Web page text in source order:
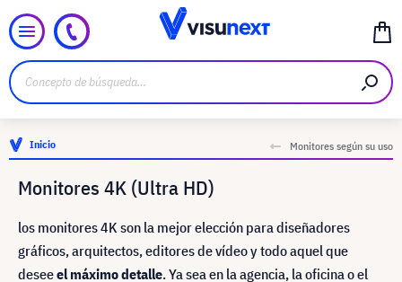
Inicio Monitores según su uso
Monitores 4K (Ultra HD)
los monitores 4K son la mejor elección para diseñadores
gráficos, arquitectos, editores de vídeo y todo aquel que
deseeel máximo detalle. Ya sea en la agencia, la oficina o el